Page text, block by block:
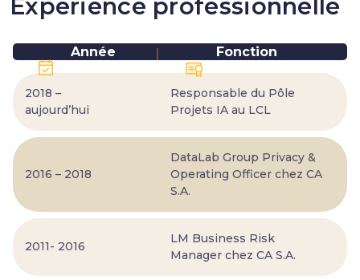
Expérience professionnelle
Année Fonction
2018 –
aujourd’hui
Responsable du Pôle
Projets IA au LCL
2016 – 2018
DataLab Group Privacy &
Operating Officer chez CA
S.A.
2011- 2016
LM Business Risk
Manager chez CA S.A.